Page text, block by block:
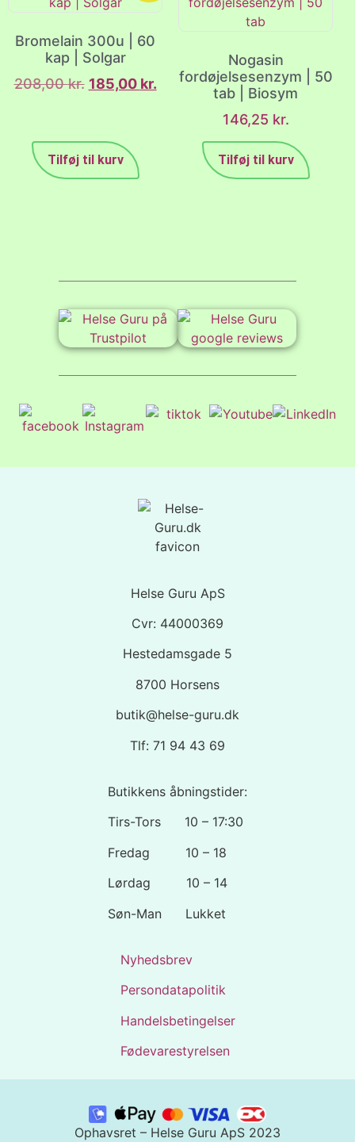
Bromelain 300u | 60
kap | Solgar
208,00kr. 185,00 kr.
Tilføj til kurv
Nogasin
fordøjelsesenzym | 50
tab | Biosym
146,25 kr.
Tilføj til kurv
Helse Guru ApS
Cvr: 44000369
Hestedamsgade 5
8700 Horsens
butik@helse-guru.dk
Tlf: 71 94 43 69
Butikkens åbningstider:
Tirs-Tors 10 – 17:30
Fredag 10 – 18
Lørdag 10 – 14
Søn-Man Lukket
Nyhedsbrev
Persondatapolitik
Handelsbetingelser
Fødevarestyrelsen
Ophavsret – Helse Guru ApS 2023